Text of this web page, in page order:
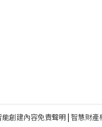
能創建內容免責聲明 | 智慧財產